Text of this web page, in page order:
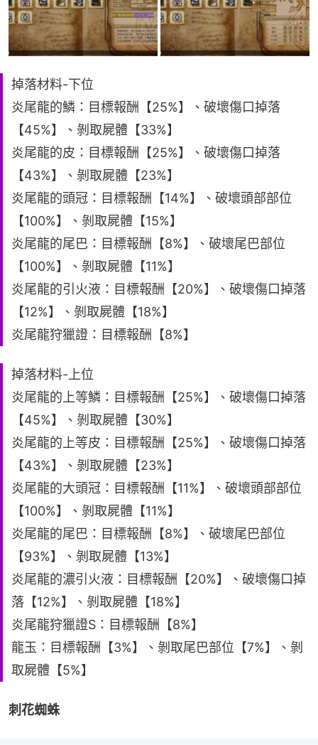
掉落材料-下位
炎尾龍的鱗：目標報酬【25%】、破壞傷口掉落
【45%】、剝取屍體【33%】
炎尾龍的皮：目標報酬【25%】、破壞傷口掉落
【43%】、剝取屍體【23%】
炎尾龍的頭冠：目標報酬【14%】、破壞頭部部位
【100%】、剝取屍體【15%】
炎尾龍的尾巴：目標報酬【8%】、破壞尾巴部位
【100%】、剝取屍體【11%】
炎尾龍的引火液：目標報酬【20%】、破壞傷口掉落
【12%】、剝取屍體【18%】
炎尾龍狩獵證：目標報酬【8%】
掉落材料-上位
炎尾龍的上等鱗：目標報酬【25%】、破壞傷口掉落
【45%】、剝取屍體【30%】
炎尾龍的上等皮：目標報酬【25%】、破壞傷口掉落
【43%】、剝取屍體【23%】
炎尾龍的大頭冠：目標報酬【11%】、破壞頭部部位
【100%】、剝取屍體【11%】
炎尾龍的尾巴：目標報酬【8%】、破壞尾巴部位
【93%】、剝取屍體【13%】
炎尾龍的濃引火液：目標報酬【20%】、破壞傷口掉
落【12%】、剝取屍體【18%】
炎尾龍狩獵證S：目標報酬【8%】
龍玉：目標報酬【3%】、剝取尾巴部位【7%】、剝
取屍體【5%】
刺花蜘蛛